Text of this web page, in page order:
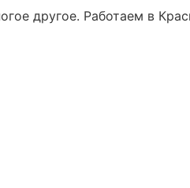
другое. Работаем в